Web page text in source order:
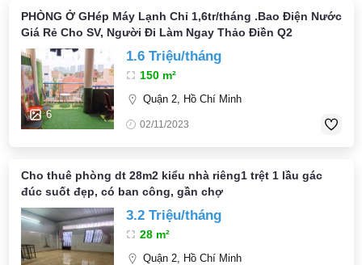
PHÒNG Ở GHép Máy Lạnh Chỉ 1,6tr/tháng .Bao Điện Nước
Giá Rẻ Cho SV, Người Đi Làm Ngay Thảo Điền Q2
6
1.6 Triệu/tháng
150 m²
Quận 2, Hồ Chí Minh
02/11/2023
Cho thuê phòng dt 28m2 kiểu nhà riêng1 trệt 1 lầu gác
đúc suốt đẹp, có ban công, gần chợ
3.2 Triệu/tháng
28 m²
Quận 2, Hồ Chí Minh